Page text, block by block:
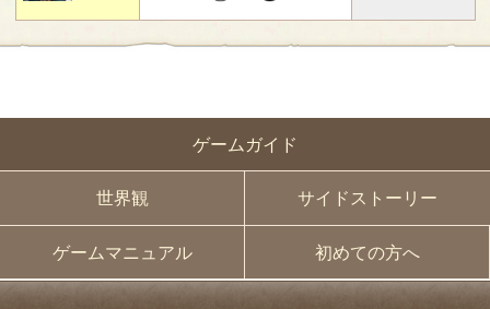
ゲームガイド
世界観 サイドストーリー
ゲームマニュアル 初めての方へ